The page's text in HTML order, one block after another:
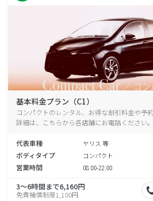
基本料金プラン（C1）
コンパクトのレンタル、お得な割引料金や予
詳細は、こちらから各店舗にお電話ください。
代表車種 ヤリス 等
ボディタイプ コンパクト
営業時間 08:00-22:00
3～6時間まで6,160円
免責補償制度1,100円